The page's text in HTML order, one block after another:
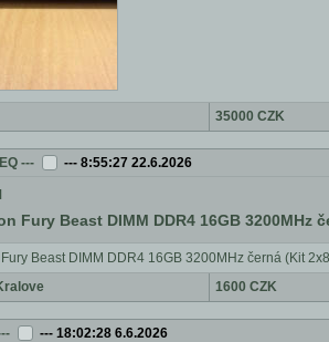
35000 CZK
--- --- 8:55:27 22.6.2026
Fury Beast DIMM DDR4 16GB 3200MHz
Beast DIMM DDR4 16GB 3200MHz černá (Kit
1600 CZK
--- 18:02:28 6.6.2026